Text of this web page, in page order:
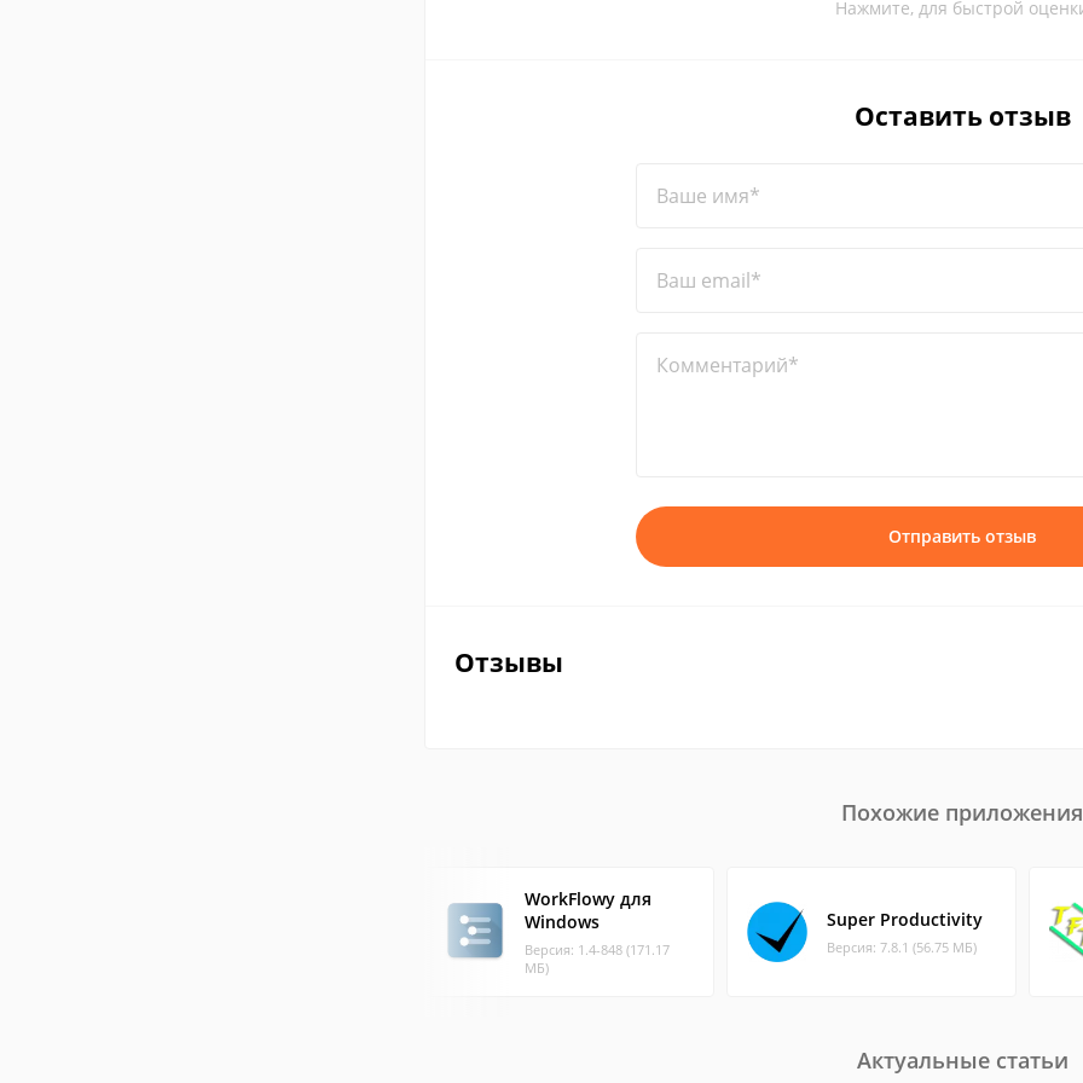
Нажмите, для быстрой
Оставить отзыв
Ваше имя*
Ваш email*
Комментарий*
Отправить отзыв
Отзывы
Похожие приложения
WorkFlowy для
Windows
Версия: 1.4-848 (171.17
МБ)
Super Productivity
Версия: 7.8.1 (56.75 МБ)
Актуальные статьи